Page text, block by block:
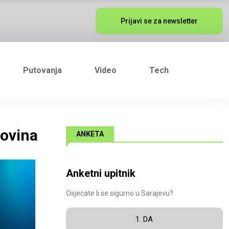
Prijavi se za newsletter
Putovanja Video Tech
ANKETA
Anketni upitnik
Osjećate li se sigurno u Sarajevu?
1. DA